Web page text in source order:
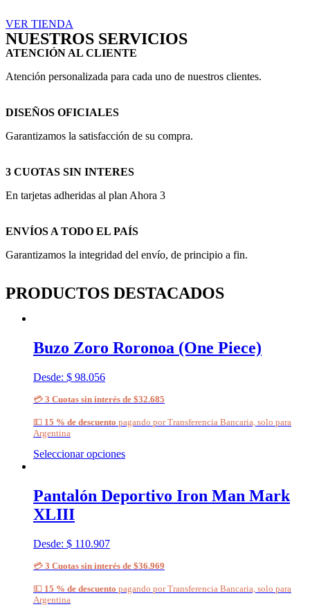
VER TIENDA
NUESTROS SERVICIOS
ATENCIÓN AL CLIENTE
Atención personalizada para cada uno de nuestros clientes.
DISEÑOS OFICIALES
Garantizamos la satisfacción de su compra.
3 CUOTAS SIN INTERES
En tarjetas adheridas al plan Ahora 3
ENVÍOS A TODO EL PAÍS
Garantizamos la integridad del envío, de principio a fin.
PRODUCTOS DESTACADOS
Buzo Zoro Roronoa (One Piece)
Desde: $ 98.056
💳 3 Cuotas sin interés de $32.685
💵 15 % de descuento pagando por Transferencia Bancaria, solo para
Argentina
Seleccionar opciones
Pantalón Deportivo Iron Man Mark
XLIII
Desde: $ 110.907
💳 3 Cuotas sin interés de $36.969
💵 15 % de descuento pagando por Transferencia Bancaria, solo para
Argentina